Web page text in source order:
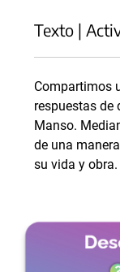
Texto |
Compartimos
respuestas de
Manso.
de una
su vida y obra.